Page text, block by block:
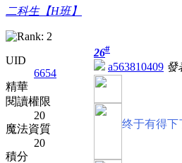
二科生【H班】
UID
6654
精華
閱讀權限
20
魔法資質
20
積分
26#
a563810409 發
终于有得下